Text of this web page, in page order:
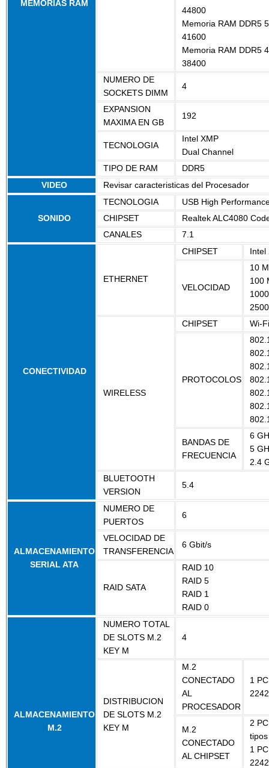
MEMORIAS RAM
44800
Memoria RAM DDR5
41600
Memoria RAM DDR5
38400
NUMERO DE
SOCKETS DIMM
4
EXPANSION
MAXIMA EN GB
192
TECNOLOGIA
Intel XMP
Dual Channel
TIPO DE RAM
DDR5
VIDEO
Revisar caracteristicas del Procesador
SONIDO
TECNOLOGIA
USB High
CHIPSET
Realtek ALC4080
CANALES
7.1
CONECTIVIDAD
ETHERNET
CHIPSET Intel
VELOCIDAD
10
100
WIRELESS
CHIPSET Wi-
PROTOCOLOS
BANDAS DE
FRECUENCIA
6
5
2.4
BLUETOOTH
VERSION
5.4
ALMACENAMIENTO
SERIAL ATA
NUMERO DE
PUERTOS
6
VELOCIDAD DE
TRANSFERENCIA
6 Gbit/s
RAID SATA
RAID 10
RAID 5
RAID 1
RAID 0
ALMACENAMIENTO
M.2
NUMERO TOTAL
DE SLOTS M.2
KEY M
4
DISTRIBUCION
DE SLOTS M.2
KEY M
M.2
CONECTADO
AL
PROCESADOR
1
M.2
CONECTADO
AL CHIPSET
2
1